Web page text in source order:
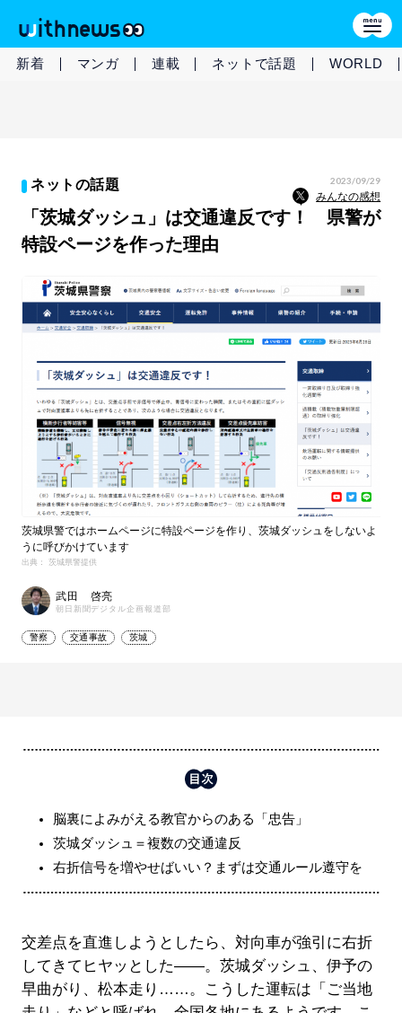
新着 マンガ 連載 ネットで話題 WORLD
ネットの話題 2023/09/29
みんなの感想
「茨城ダッシュ」は交通違反です！ 県警が
特設ページを作った理由
茨城県警ではホームページに特設ページを作り、茨城ダッシュをしないよ
うに呼びかけています
出典： 茨城県警提供
武田 啓亮
朝日新聞デジタル企画報道部
警察 交通事故 茨城
脳裏によみがえる教官からのある「忠告」
茨城ダッシュ＝複数の交通違反
右折信号を増やせばいい？まずは交通ルール遵守を
交差点を直進しようとしたら、対向車が強引に右折
してきてヒヤッとした――。茨城ダッシュ、伊予の
早曲がり、松本走り……。こうした運転は「ご当地